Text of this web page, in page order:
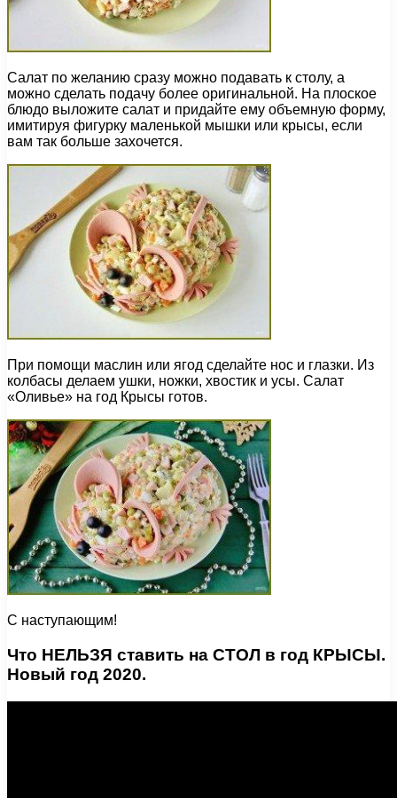
Салат по желанию сразу можно подавать к столу, а
можно сделать подачу более оригинальной. На плоское
блюдо выложите салат и придайте ему объемную форму,
имитируя фигурку маленькой мышки или крысы, если
вам так больше захочется.
При помощи маслин или ягод сделайте нос и глазки. Из
колбасы делаем ушки, ножки, хвостик и усы. Салат
«Оливье» на год Крысы готов.
С наступающим!
Что НЕЛЬЗЯ ставить на СТОЛ в год КРЫСЫ.
Новый год 2020.